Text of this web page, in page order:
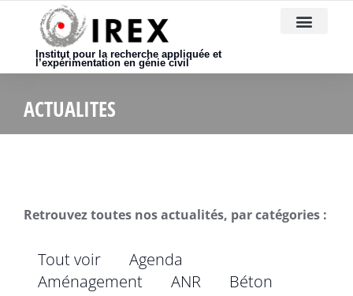
Institut pour la recherche appliquée et
l’expérimentation en génie civil
ACTUALITES
Retrouvez toutes nos actualités, par catégories :
Tout voir
Agenda
Aménagement
ANR
Béton